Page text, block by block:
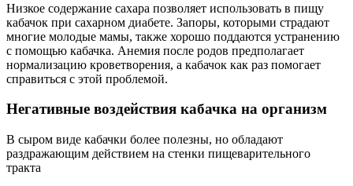
Низкое содержание сахара позволяет использовать в пищу
кабачок при сахарном диабете. Запоры, которыми страдают
многие молодые мамы, также хорошо поддаются устранению
с помощью кабачка. Анемия после родов предполагает
нормализацию кроветворения, а кабачок как раз помогает
справиться с этой проблемой.
Негативные воздействия кабачка на организм
В сыром виде кабачки более полезны, но обладают
раздражающим действием на стенки пищеварительного
тракта